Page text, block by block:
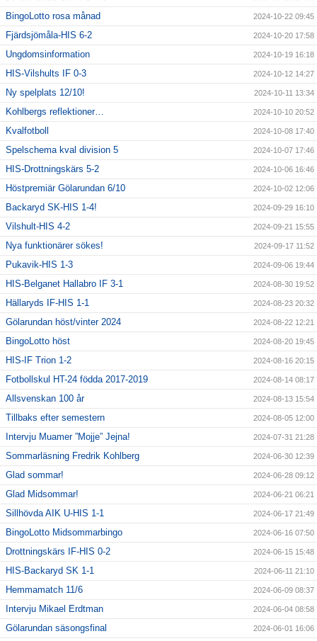
BingoLotto rosa månad 2024-10-22 09:45
Fjärdsjömåla-HIS 6-2 2024-10-20 17:58
Ungdomsinformation 2024-10-19 16:18
HIS-Vilshults IF 0-3 2024-10-12 14:27
Ny spelplats 12/10! 2024-10-11 13:34
Kohlbergs reflektioner… 2024-10-10 20:52
Kvalfotboll 2024-10-08 17:40
Spelschema kval division 5 2024-10-07 17:46
HIS-Drottningskärs 5-2 2024-10-06 16:46
Höstpremiär Gölarundan 6/10 2024-10-02 12:06
Backaryd SK-HIS 1-4! 2024-09-29 16:10
Vilshult-HIS 4-2 2024-09-21 15:55
Nya funktionärer sökes! 2024-09-17 11:52
Pukavik-HIS 1-3 2024-09-06 19:44
HIS-Belganet Hallabro IF 3-1 2024-08-30 19:52
Hällaryds IF-HIS 1-1 2024-08-23 20:32
Gölarundan höst/vinter 2024 2024-08-22 12:21
BingoLotto höst 2024-08-20 19:45
HIS-IF Trion 1-2 2024-08-16 20:15
Fotbollskul HT-24 födda 2017-2019 2024-08-14 08:17
Allsvenskan 100 år 2024-08-13 15:54
Tillbaks efter semestern 2024-08-05 12:00
Intervju Muamer ”Mojje” Jejna! 2024-07-31 21:28
Sommarläsning Fredrik Kohlberg 2024-06-30 12:39
Glad sommar! 2024-06-28 09:12
Glad Midsommar! 2024-06-21 06:21
Sillhövda AIK U-HIS 1-1 2024-06-17 21:49
BingoLotto Midsommarbingo 2024-06-16 07:50
Drottningskärs IF-HIS 0-2 2024-06-15 15:48
HIS-Backaryd SK 1-1 2024-06-11 21:10
Hemmamatch 11/6 2024-06-09 08:37
Intervju Mikael Erdtman 2024-06-04 08:58
Gölarundan säsongsfinal 2024-06-01 16:06